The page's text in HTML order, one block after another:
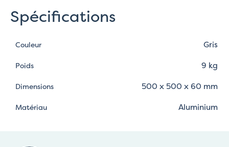
Spécifications
Couleur Gris
Poids 9 kg
Dimensions 500 x 500 x 60 mm
Matériau Aluminium